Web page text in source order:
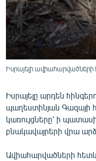
ՄԻՋԱԶԳԱՅԻՆ
ՄՇԱԿՈՒՅԹ
ՍՊՈՐՏ
ՄԵԿՆԱԲԱՆՈՒԹՅՈՒՆ
ԿՈՐՈՆԱՎԻՐՈՒՍ
ԱՐԽԻՎ
ՏԵՍԱՆՅՈՒԹԵՐ
ԲԱՆԱՎԵՃ
Իսրայելի
Իսրայելը արդեն
պաղեստինյան
կառույցները՝ ի
բնակավայրերի վրա
Ավիահարվածների